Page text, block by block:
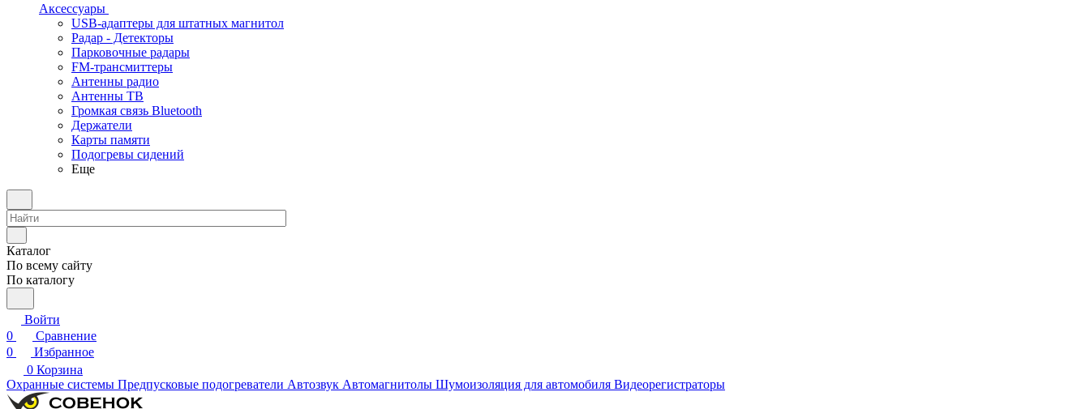
Аксессуары
USB-адаптеры для штатных магнитол
Радар - Детекторы
Парковочные радары
FM-трансмиттеры
Антенны радио
Антенны ТВ
Громкая связь Bluetooth
Держатели
Карты памяти
Подогревы сидений
Еще
Каталог
По всему сайту
По каталогу
Войти
0
Сравнение
0
Избранное
0 Корзина
Охранные системы Предпусковые подогреватели Автозвук Автомагнитолы Шумоизоляция для автомобиля Видеорегистраторы